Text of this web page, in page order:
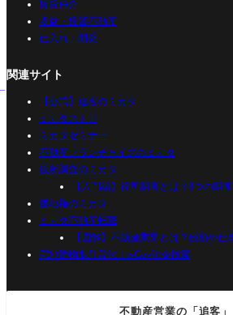
賃貸仲介
収益・投資不動産
仕入れ・開発
関連サイト
【公式】追客のミカタ
ミカタストア
ミカタセミナー
不動産フランチャイズのミカタ
役所調査のミカタ
【入門編】役所調査とは？8つの調
借地権のミカタ
ミカタ不動産転職
【図解】不動産業界とは？種類や
宅地建物取引業法｜e-Gov法令検索
不動産営業の「追客